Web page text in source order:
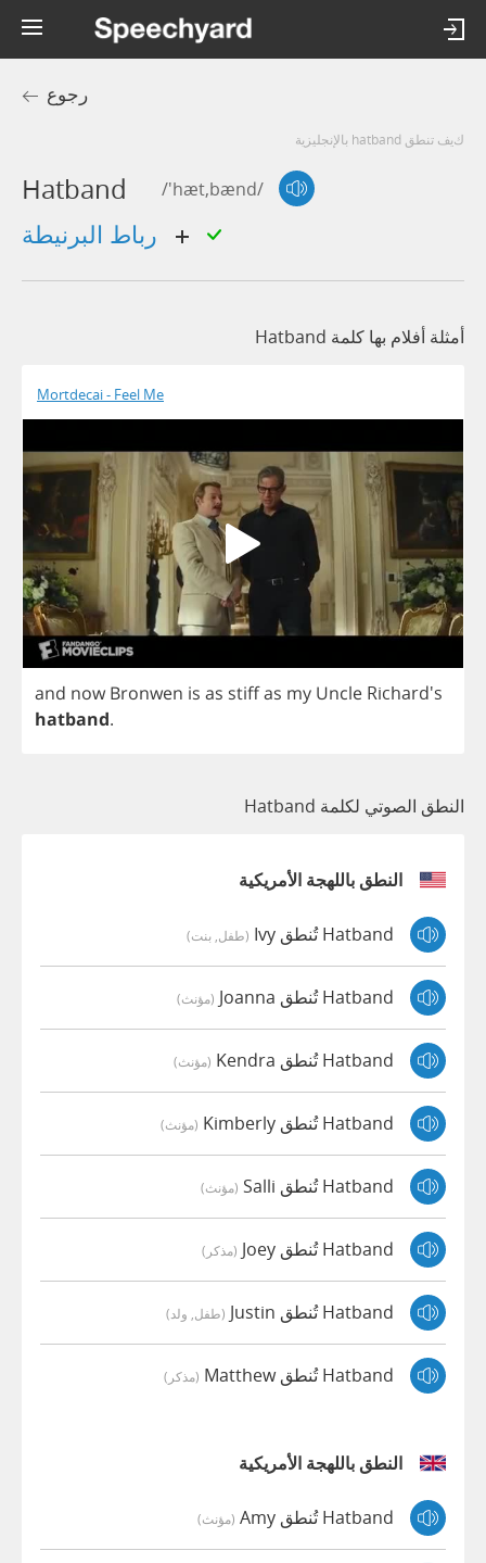
رجوع
كيف تنطق hatband بالإنجليزية
Hatband /'hæt,bænd/
أمثلة أفلام بها كلمة Hatband
Mortdecai - Feel Me
and now Bronwen is as stiffas my Uncle Richard's
hatband.
النطق الصوتي لكلمة Hatband
النطق باللهجة الأمريكية
Hatband تُنطق Ivy (طفل, بنت)
Hatband تُنطق Joanna (مؤنث)
Hatband تُنطق Kendra (مؤنث)
Hatband تُنطق Kimberly (مؤنث)
Hatband تُنطق Salli (مؤنث)
Hatband تُنطق Joey (مذكر)
Hatband تُنطق Justin (طفل, ولد)
Hatband تُنطق Matthew (مذكر)
النطق باللهجة الأمريكية
Hatband تُنطق Amy (مؤنث)